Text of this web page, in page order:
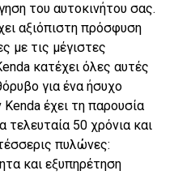
του αυτοκινήτου σας.
αξιόπιστη πρόσφυση
με τις μέγιστες
κατέχει όλες αυτές
για ένα ήσυχο
Kenda έχει τη παρουσία
50 χρόνια και
πυλώνες:
και εξυπηρέτηση